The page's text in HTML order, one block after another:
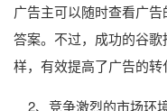
广告主可以随时查看广
答案。不过，成功的谷
样，有效提高了广告的转
2、竞争激烈的市场环